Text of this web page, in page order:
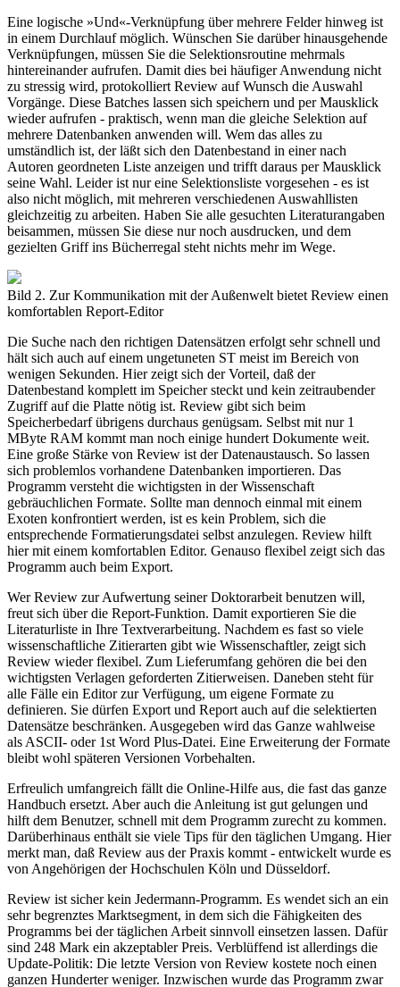
Eine logische »Und«-Verknüpfung über mehrere Felder hinweg ist
in einem Durchlauf möglich. Wünschen Sie darüber hinausgehende
Verknüpfungen, müssen Sie die Selektionsroutine mehrmals
hintereinander aufrufen. Damit dies bei häufiger Anwendung nicht
zu stressig wird, protokolliert Review auf Wunsch die Auswahl
Vorgänge. Diese Batches lassen sich speichern und per Mausklick
wieder aufrufen - praktisch, wenn man die gleiche Selektion auf
mehrere Datenbanken anwenden will. Wem das alles zu
umständlich ist, der läßt sich den Datenbestand in einer nach
Autoren geordneten Liste anzeigen und trifft daraus per Mausklick
seine Wahl. Leider ist nur eine Selektionsliste vorgesehen - es ist
also nicht möglich, mit mehreren verschiedenen Auswahllisten
gleichzeitig zu arbeiten. Haben Sie alle gesuchten Literaturangaben
beisammen, müssen Sie diese nur noch ausdrucken, und dem
gezielten Griff ins Bücherregal steht nichts mehr im Wege.
Bild 2. Zur Kommunikation mit der Außenwelt bietet Review einen
komfortablen Report-Editor
Die Suche nach den richtigen Datensätzen erfolgt sehr schnell und
hält sich auch auf einem ungetuneten ST meist im Bereich von
wenigen Sekunden. Hier zeigt sich der Vorteil, daß der
Datenbestand komplett im Speicher steckt und kein zeitraubender
Zugriff auf die Platte nötig ist. Review gibt sich beim
Speicherbedarf übrigens durchaus genügsam. Selbst mit nur 1
MByte RAM kommt man noch einige hundert Dokumente weit.
Eine große Stärke von Review ist der Datenaustausch. So lassen
sich problemlos vorhandene Datenbanken importieren. Das
Programm versteht die wichtigsten in der Wissenschaft
gebräuchlichen Formate. Sollte man dennoch einmal mit einem
Exoten konfrontiert werden, ist es kein Problem, sich die
entsprechende Formatierungsdatei selbst anzulegen. Review hilft
hier mit einem komfortablen Editor. Genauso flexibel zeigt sich das
Programm auch beim Export.
Wer Review zur Aufwertung seiner Doktorarbeit benutzen will,
freut sich über die Report-Funktion. Damit exportieren Sie die
Literaturliste in Ihre Textverarbeitung. Nachdem es fast so viele
wissenschaftliche Zitierarten gibt wie Wissenschaftler, zeigt sich
Review wieder flexibel. Zum Lieferumfang gehören die bei den
wichtigsten Verlagen geforderten Zitierweisen. Daneben steht für
alle Fälle ein Editor zur Verfügung, um eigene Formate zu
definieren. Sie dürfen Export und Report auch auf die selektierten
Datensätze beschränken. Ausgegeben wird das Ganze wahlweise
als ASCII- oder 1st Word Plus-Datei. Eine Erweiterung der Formate
bleibt wohl späteren Versionen Vorbehalten.
Erfreulich umfangreich fällt die Online-Hilfe aus, die fast das ganze
Handbuch ersetzt. Aber auch die Anleitung ist gut gelungen und
hilft dem Benutzer, schnell mit dem Programm zurecht zu kommen.
Darüberhinaus enthält sie viele Tips für den täglichen Umgang. Hier
merkt man, daß Review aus der Praxis kommt - entwickelt wurde es
von Angehörigen der Hochschulen Köln und Düsseldorf.
Review ist sicher kein Jedermann-Programm. Es wendet sich an ein
sehr begrenztes Marktsegment, in dem sich die Fähigkeiten des
Programms bei der täglichen Arbeit sinnvoll einsetzen lassen. Dafür
sind 248 Mark ein akzeptabler Preis. Verblüffend ist allerdings die
Update-Politik: Die letzte Version von Review kostete noch einen
ganzen Hunderter weniger. Inzwischen wurde das Programm zwar